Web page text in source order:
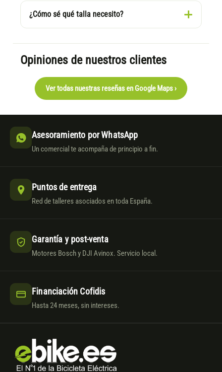
¿Cómo sé qué talla necesito?
Opiniones de nuestros clientes
Ver todas nuestras reseñas en Google Maps ›
Asesoramiento por WhatsApp
Un comercial te acompaña de principio a fin.
Puntos de entrega
Red de talleres asociados en toda España.
Garantía y post-venta
Motores Bosch y DJI Avinox. Servicio local.
Financiación Cofidis
Hasta 24 meses, sin intereses.